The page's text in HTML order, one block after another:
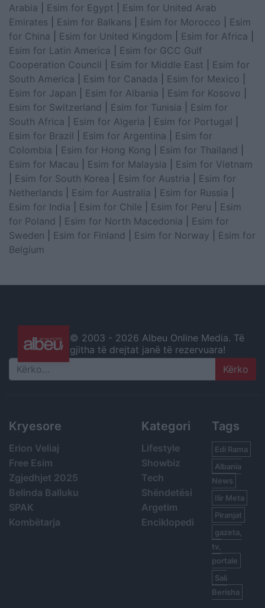
Arabia
Esim for Egypt
Esim for United Arab
Emirates
Esim for Balkans Esim for Morocco
Esim
for China
Esim for United Kingdom Esim for Africa
Esim for Latin America
Esim for GCC Gulf
Cooperation Council
Esim for Middle East
Esim for
South America
Esim for Canada Esim for Mexico
Esim for Japan
Esim for Albania Esim for Kosovo
Esim for Switzerland
Esim for Tunisia
Esim for
South Africa
Esim for Algeria Esim for Portugal
Esim for Brazil
Esim for Argentina
Esim for
Colombia
Esim for Hong Kong Esim for Thailand
Esim for Macau
Esim for Malaysia
Esim for Vietnam
Esim for South Korea Esim for Austria
Esim for
Netherlands
Esim for Australia Esim for Russia
Esim for India
Esim for Chile Esim for Peru
Esim
for Poland
Esim for North Macedonia
Esim for
Sweden
Esim for Finland Esim for Norway
Esim for
Belgium
© 2003 - 2026 Albeu Online Media. Të
gjitha të drejtat janë të rezervuara!
Search
Kryesore
Erion Veliaj
Free Esim
Zgjedhjet 2025
Belinda Balluku
SPAK
Kombëtarja
Kategori
Lifestyle
Showbiz
Tech
Shëndetësi
Argetim
Enciklopedi
Tags
Edi Rama
Albania
News
Ilir Meta
Piranjat
gazeta,
tv,
portale
Sali
Berisha